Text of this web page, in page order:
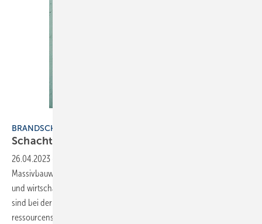
BRANDSCHUTZ
Schachtwände rechtssicher
26.04.2023
Massivbauweise mit sich. Sie lassen sich bauzeitsparend schneller
und wirtschaftlicher errichten, haben ein geringeres Gewicht und
sind bei der Herstellung sowohl energie- als auch
ressourcenschonender. Zudem minimieren die leichten Wände